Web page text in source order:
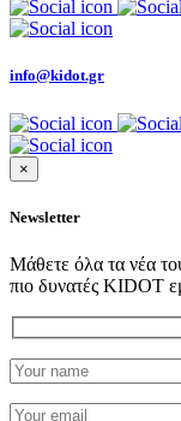
info@kidot.gr
×
Newsletter
Μάθετε όλα τα νέα
πιο δυνατές KIDOT